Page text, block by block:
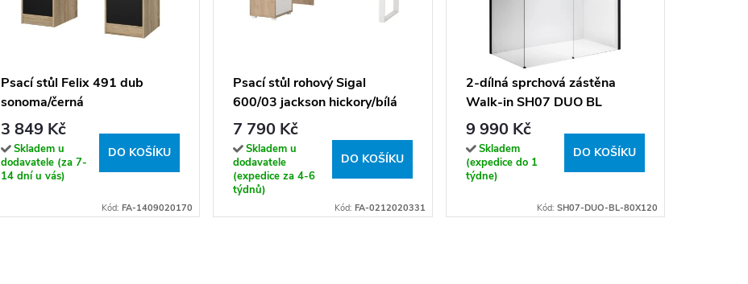
Psací stůl Felix 491 dub
sonoma/černá
3 849 Kč
Skladem u
dodavatele (za 7-
14 dní u vás)
DO KOŠÍKU
Kód: FA-1409020170
Psací stůl rohový Sigal
600/03 jackson hickory/bílá
7 790 Kč
Skladem u
dodavatele
(expedice za 4-6
týdnů)
DO KOŠÍKU
Kód: FA-0212020331
2-dílná sprchová zástěna
Walk-in SH07 DUO BL
120x80, černá
mat/transparent - bez
vaničky
9 990 Kč
Skladem
(expedice do 1
týdne)
DO KOŠÍKU
Kód: SH07-DUO-BL-80X120